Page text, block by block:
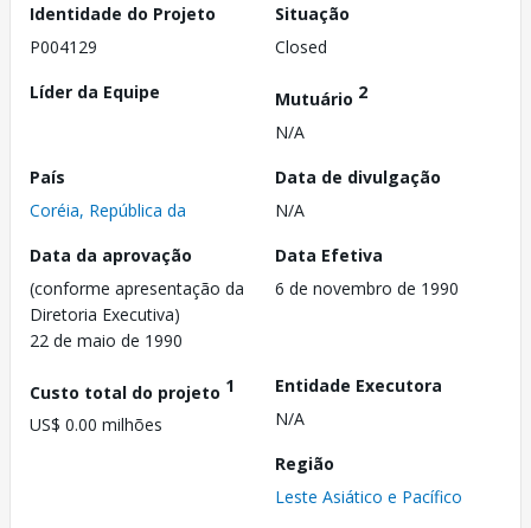
Identidade do Projeto
P004129
Situação
Closed
Líder da Equipe
Mutuário 2
N/A
País
Coréia, República da
Data de divulgação
N/A
Data da aprovação
(conforme apresentação da
Diretoria Executiva)
22 de maio de 1990
Data Efetiva
6 de novembro de 1990
Custo total do projeto 1
US$ 0.00 milhões
Entidade Executora
N/A
Região
Leste Asiático e Pacífico